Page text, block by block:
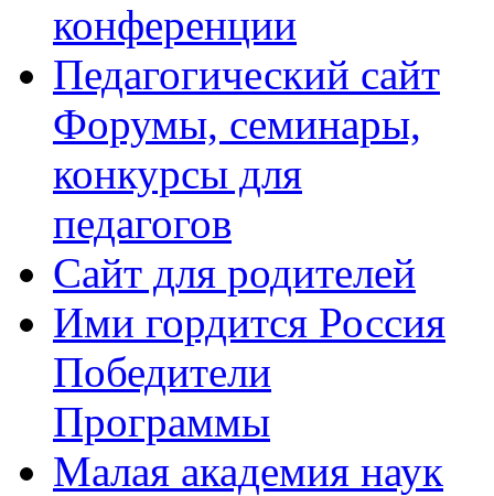
конференции
Педагогический сайт
Форумы, семинары,
конкурсы для
педагогов
Сайт для родителей
Ими гордится Россия
Победители
Программы
Малая академия наук